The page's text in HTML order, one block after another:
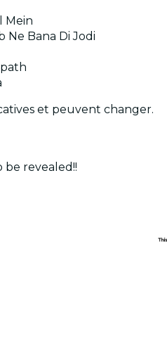
Mein
Ne Bana Di Jodi
et peuvent changer.
be revealed!!